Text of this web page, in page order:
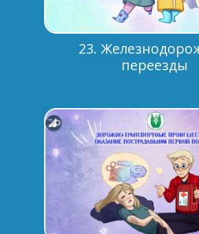
23.
переезды